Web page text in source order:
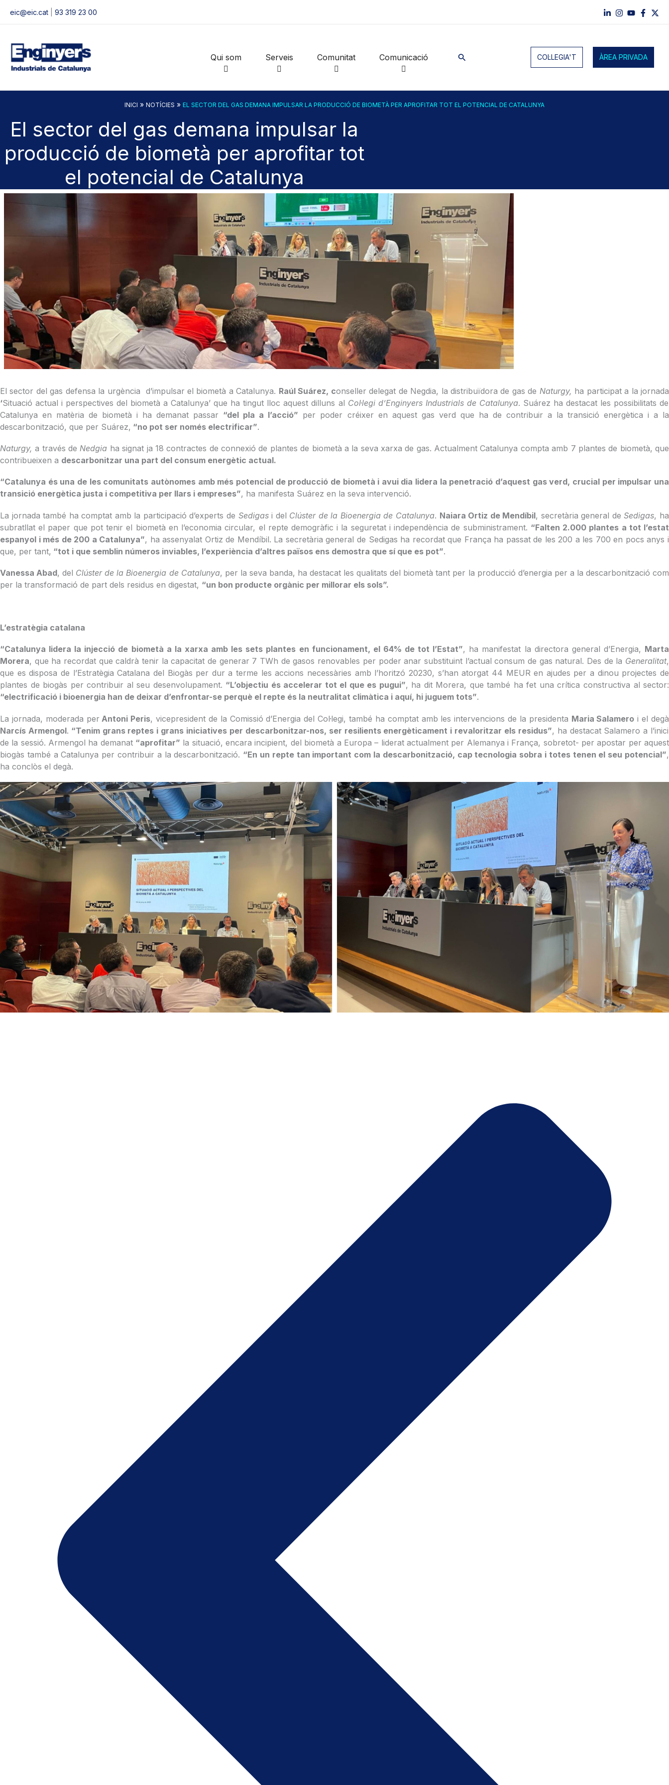
eic@eic.cat 93 319 23 00
Qui som Serveis Comunitat Comunicació Cerca COL·LEGIA'T ÀREA PRIVADA
INICI » NOTÍCIES » EL SECTOR DEL GAS DEMANA IMPULSAR LA PRODUCCIÓ DE BIOMETÀ PER APROFITAR TOT EL POTENCIAL DE CATALUNYA
El sector del gas demana impulsar la
producció de biometà per aprofitar tot
el potencial de Catalunya
El sector del gas defensa la urgència d’impulsar el biometà a Catalunya. Raúl Suárez, conseller delegat de Negdia, la distribuïdora de gas de Naturgy, ha participat a la jornada
‘Situació actual i perspectives del biometà a Catalunya’ que ha tingut lloc aquest dilluns al Col·legi d’Enginyers Industrials de Catalunya. Suárez ha destacat les possibilitats de
Catalunya en matèria de biometà i ha demanat passar “del pla a l’acció” per poder créixer en aquest gas verd que ha de contribuir a la transició energètica i a la
descarbonització, que per Suárez, “no pot ser només electrificar”.
Naturgy, a través deNedgia ha signat ja 18 contractes de connexió de plantes de biometà a la seva xarxa de gas. Actualment Catalunya compta amb 7 plantes de biometà, que
contribueixen a descarbonitzar una part del consum energètic actual.
“Catalunya és una de les comunitats autònomes amb més potencial de producció de biometà i avui dia lidera la penetració d’aquest gas verd, crucial per impulsar una
transició energètica justa i competitiva per llars i empreses”, ha manifesta Suárez en la seva intervenció.
La jornada també ha comptat amb la participació d’experts de Sedigasi del Clúster de la Bioenergia de Catalunya. Naiara Ortiz de Mendíbil, secretària general de Sedigas, ha
subratllat el paper que pot tenir el biometà en l’economia circular, el repte demogràfic i la seguretat i independència de subministrament. “Falten 2.000 plantes a tot l’estat
espanyol i més de 200 a Catalunya”, ha assenyalat Ortiz de Mendíbil. La secretària general de Sedigas ha recordat que França ha passat de les 200 a les 700 en pocs anys i
que, per tant, “tot i que semblin números inviables, l’experiència d’altres països ens demostra que sí que es pot”.
Vanessa Abad, del Clúster de la Bioenergia de Catalunya, per la seva banda, ha destacat les qualitats del biometà tant per la producció d’energia per a la descarbonització com
per la transformació de part dels residus en digestat, “un bon producte orgànic per millorar els sols”.
L’estratègia catalana
“Catalunya lidera la injecció de biometà a la xarxa amb les sets plantes en funcionament, el 64% de tot l’Estat”, ha manifestat la directora general d’Energia, Marta
Morera, que ha recordat que caldrà tenir la capacitat de generar 7 TWh de gasos renovables per poder anar substituint l’actual consum de gas natural. Des de la Generalitat,
que es disposa de l’Estratègia Catalana del Biogàs per dur a terme les accions necessàries amb l’horitzó 20230, s’han atorgat 44 MEUR en ajudes per a dinou projectes de
plantes de biogàs per contribuir al seu desenvolupament. “L’objectiu és accelerar tot el que es pugui”, ha dit Morera, que també ha fet una crítica constructiva al sector:
“electrificació i bioenergia han de deixar d’enfrontar-se perquè el repte és la neutralitat climàtica i aquí, hi juguem tots”.
La jornada, moderada per Antoni Peris, vicepresident de la Comissió d’Energia del Col·legi, també ha comptat amb les intervencions de la presidenta Maria Salamero i el degà
Narcís Armengol. “Tenim grans reptes i grans iniciatives per descarbonitzar-nos, ser resilients energèticament i revaloritzar els residus”, ha destacat Salamero a l’inici
de la sessió. Armengol ha demanat “aprofitar” la situació, encara incipient, del biometà a Europa – liderat actualment per Alemanya i França, sobretot- per apostar per aquest
biogàs també a Catalunya per contribuir a la descarbonització. “En un repte tan important com la descarbonització, cap tecnologia sobra i totes tenen el seu potencial”,
ha conclòs el degà.